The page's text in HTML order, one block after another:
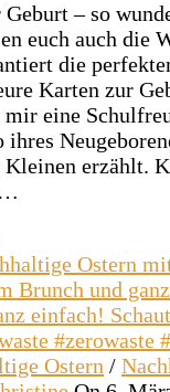
– so
euch auch die
die
Karten zur
mir eine
ihres
Kleinen erzählt.
Ostern /